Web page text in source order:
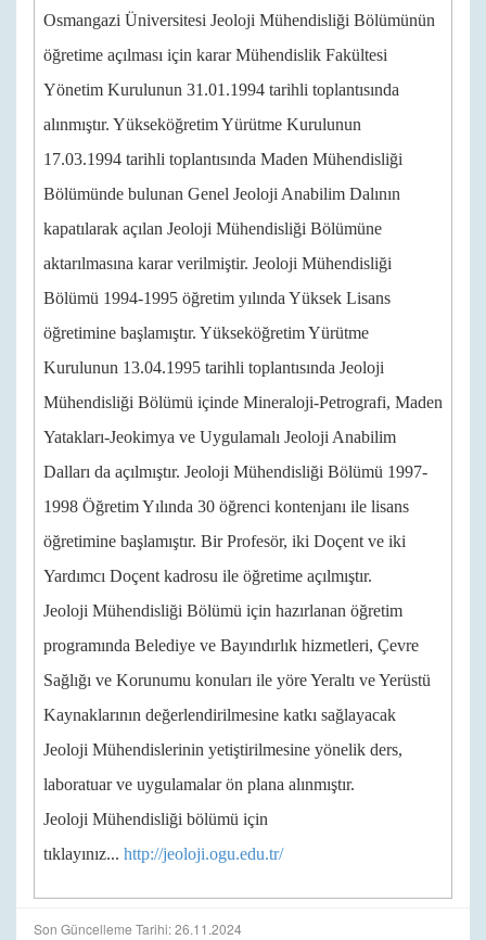
Osmangazi Üniversitesi Jeoloji Mühendisliği Bölümünün
öğretime açılması için karar Mühendislik Fakültesi
Yönetim Kurulunun 31.01.1994 tarihli toplantısında
alınmıştır. Yükseköğretim Yürütme Kurulunun
17.03.1994 tarihli toplantısında Maden Mühendisliği
Bölümünde bulunan Genel Jeoloji Anabilim Dalının
kapatılarak açılan Jeoloji Mühendisliği Bölümüne
aktarılmasına karar verilmiştir. Jeoloji Mühendisliği
Bölümü 1994-1995 öğretim yılında Yüksek Lisans
öğretimine başlamıştır. Yükseköğretim Yürütme
Kurulunun 13.04.1995 tarihli toplantısında Jeoloji
Mühendisliği Bölümü içinde Mineraloji-Petrografi, Maden
Yatakları-Jeokimya ve Uygulamalı Jeoloji Anabilim
Dalları da açılmıştır. Jeoloji Mühendisliği Bölümü 1997-
1998 Öğretim Yılında 30 öğrenci kontenjanı ile lisans
öğretimine başlamıştır. Bir Profesör, iki Doçent ve iki
Yardımcı Doçent kadrosu ile öğretime açılmıştır.
Jeoloji Mühendisliği Bölümü için hazırlanan öğretim
programında Belediye ve Bayındırlık hizmetleri, Çevre
Sağlığı ve Korunumu konuları ile yöre Yeraltı ve Yerüstü
Kaynaklarının değerlendirilmesine katkı sağlayacak
Jeoloji Mühendislerinin yetiştirilmesine yönelik ders,
laboratuar ve uygulamalar ön plana alınmıştır.
Jeoloji Mühendisliği bölümü için
tıklayınız... http://jeoloji.ogu.edu.tr/
Son Güncelleme Tarihi: 26.11.2024